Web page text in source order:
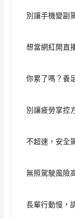
別讓手機變副
想當網紅開直
你累了嗎？養
別讓疲勞掌控
不超速，安全
無照駕駛風險
長輩行動慢，